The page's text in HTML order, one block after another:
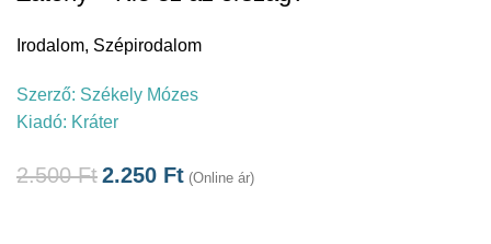
Irodalom, Szépirodalom
Szerző: Székely Mózes
Kiadó: Kráter
2.500Ft2.250 Ft (Online ár)